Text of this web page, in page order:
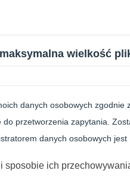
wielkość
danych osobowych
przetworzenia zapytania.
danych osobowych
sposobie ich